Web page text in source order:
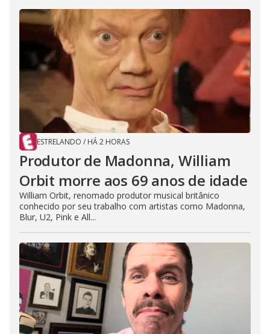
ESTRELANDO / HÁ 2 HORAS
Produtor de Madonna, William
Orbit morre aos 69 anos de idade
William Orbit, renomado produtor musical britânico
conhecido por seu trabalho com artistas como Madonna,
Blur, U2, Pink e All...